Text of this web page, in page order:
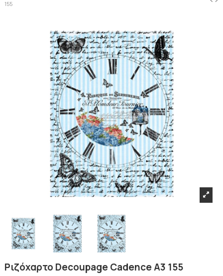
155
Ριζόχαρτο Decoupage Cadence A3 155